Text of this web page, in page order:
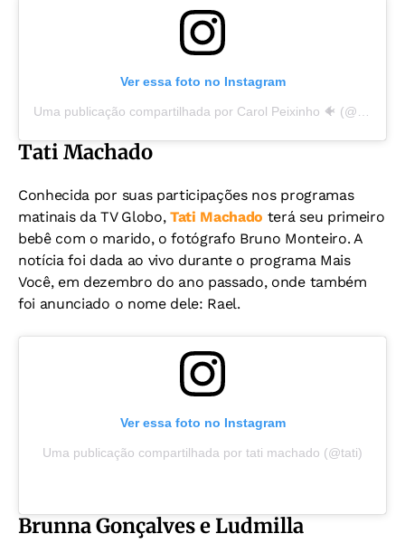
Ver essa foto no Instagram
Tati Machado
Conhecida por suas participações nos programas
matinais da TV Globo, Tati Machado terá seu primeiro
bebê com o marido, o fotógrafo Bruno Monteiro. A
notícia foi dada ao vivo durante o programa Mais
Você, em dezembro do ano passado, onde também
foi anunciado o nome dele: Rael.
Ver essa foto no Instagram
Uma publicação compartilhada por tati machado (@tati)
Brunna Gonçalves e Ludmilla